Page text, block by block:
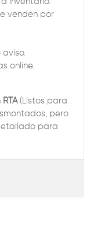
venden por
aviso.
online.
RTA(Listos para
pero
para